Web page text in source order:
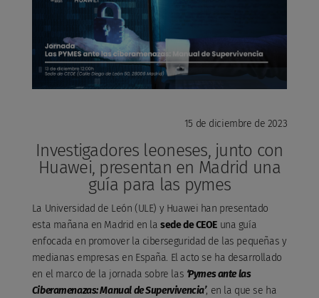
15 de diciembre de 2023
Investigadores leoneses, junto con
Huawei, presentan en Madrid una
guía para las pymes
La Universidad de León (ULE) y Huawei han presentado
esta mañana en Madrid en lasede de CEOE una guía
enfocada en promover la ciberseguridad de las pequeñas y
medianas empresas en España. El acto se ha desarrollado
en el marco de la jornada sobre las ‘Pymes ante las
Ciberamenazas: Manual de Supervivencia’, en la que se ha